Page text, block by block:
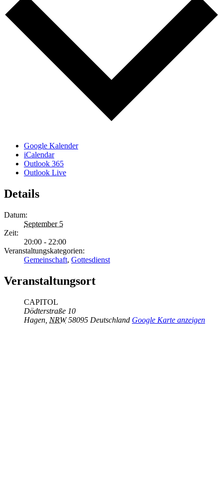
Google Kalender
iCalendar
Outlook 365
Outlook Live
Details
Datum:
September 5
Zeit:
20:00 - 22:00
Veranstaltungskategorien:
Gemeinschaft, Gottesdienst
Veranstaltungsort
CAPITOL
Dödterstraße 10
Hagen NRW 58095 Deutschland Google Karte anzeigen